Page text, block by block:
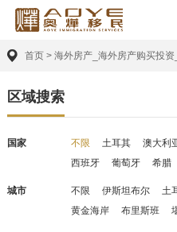
首页 > 海外房产_海外房产购买投
区域搜索
国家 不限 土耳其 澳大利
西班牙
葡萄牙 希腊
城市 不限 伊斯坦布尔 土
黄金海岸
布里斯班